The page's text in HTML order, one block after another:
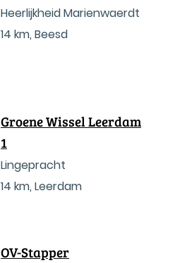
Heerlijkheid Marienwaerdt
14 km, Beesd
Groene Wissel Leerdam
1
Lingepracht
14 km, Leerdam
OV-Stapper